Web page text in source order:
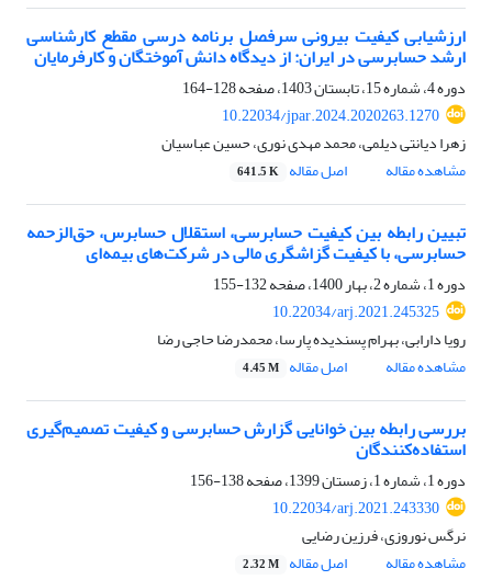
ارزشیابی کیفیت بیرونی سرفصل برنامه درسی مقطع کارشناسی
ارشد حسابرسی در ایران: از دیدگاه دانش آموختگان و کارفرمایان
دوره 4، شماره 15، تابستان 1403، صفحه
128-164
10.22034/jpar.2024.2020263.1270
زهرا دیانتی دیلمی، محمد مهدی نوری، حسین عباسیان
مشاهده مقاله
اصل مقاله 641.5 K
تبیین رابطه بین کیفیت حسابرسی، استقلال حسابرس، حق‌الزحمه
حسابرسی، با کیفیت گزاشگری مالی در شرکت‌های بیمه‌ای
دوره 1، شماره 2، بهار 1400، صفحه
132-155
10.22034/arj.2021.245325
رویا دارابی، بهرام پسندیده پارسا، محمدرضا حاجی رضا
مشاهده مقاله
اصل مقاله 4.45 M
بررسی رابطه بین خوانایی گزارش‌ حسابرسی و کیفیت تصمیم‌گیری
استفاده‌کنندگان
دوره 1، شماره 1، زمستان 1399، صفحه
138-156
10.22034/arj.2021.243330
نرگس نوروزی، فرزین رضایی
مشاهده مقاله
اصل مقاله 2.32 M